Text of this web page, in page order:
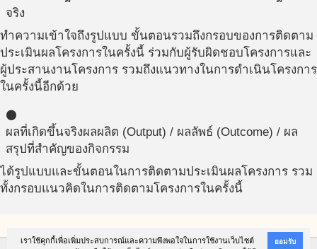
เราใช้คุกกี้เพื่อเพิ่มประสบการณ์และความพึงพอใจในการใช้งานเว็บไซต์
ยอมรับ
จริง
ทำความเข้าใจถึงรูปแบบ ขั้นตอนรวมถึงกรอบของการติดตาม
ประเมินผลโครงการในครั้งนี้ ร่วมกับผู้รับผิดชอบโครงการและ
ผู้ประสานงานโครงการ รวมถึงแนวทางในการดำเนินโครงการ
ในครั้งนี้อีกด้วย
circle
ผลที่เกิดขึ้นจริงผลผลิต (Output) / ผลลัพธ์ (Outcome) / ผล
สรุปที่สำคัญของกิจกรรม
ได้รูปแบบและขั้นตอนในการติดตามประเมินผลโครงการ รวม
ทั้งกรอบแนวคิดในการติดตามโครงการในครั้งนี้